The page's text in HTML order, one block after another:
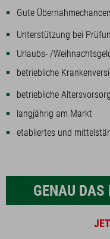
Gute Übernahmechancen
Unterstützung bei
Urlaubs- /
betriebliche
betriebliche
langjährig am Markt
etabliertes und
GENAU DAS